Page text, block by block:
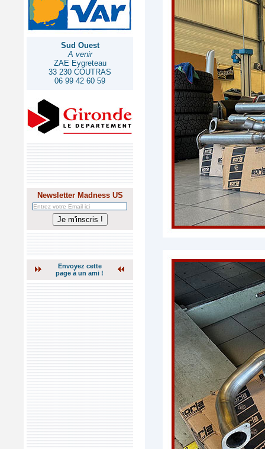
Sud Ouest
A venir
ZAE Eygreteau
33 230 COUTRAS
06 99 42 60 59
Newsletter Madness US
Envoyez cette
page à un ami !